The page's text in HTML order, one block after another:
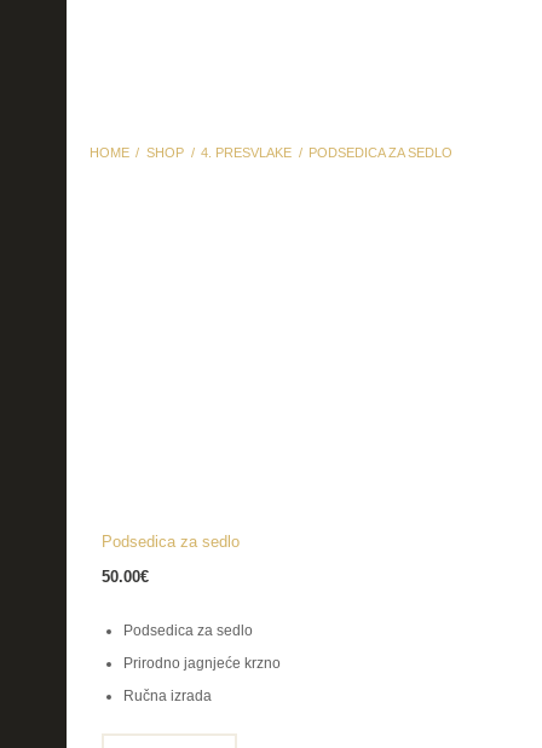
HOME SHOP 4. PRESVLAKE PODSEDICA ZA SEDLO
Podsedica za sedlo
50.00€
Podsedica za sedlo
Prirodno jagnjeće krzno
Ručna izrada